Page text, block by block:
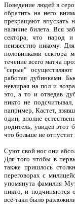
Поведение людей в
обратить на него
прекращают впускать
наличие билета. Вся
сектора, что народ
неизвестно никому.
половинками
течение всего матча
"серые"
работая дубинками.
невзирая на пол и
это, а то и отведав
никто не
например, Кастет,
один, вполне
родитель, увидев этот
что больше не отпустит
Суют свой нос они
Для того чтобы в
также пришлось
переговорах с
упомянута фамилия
никто, и подчиняются
всё-таки было